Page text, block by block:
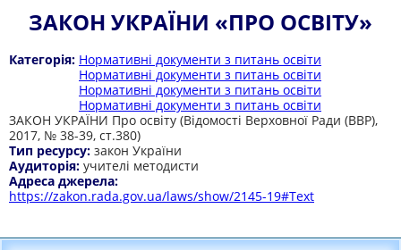
ЗАКОН УКРАЇНИ «ПРО ОСВІТУ»
Категорія: Нормативні документи з питань освіти
Нормативні документи з питань освіти
Нормативні документи з питань освіти
Нормативні документи з питань освіти
ЗАКОН УКРАЇНИ Про освіту (Відомості Верховної Ради (ВВР),
2017, № 38-39, ст.380)
Тип ресурсу: закон України
Аудиторія: учителі методисти
Адреса джерела:
https://zakon.rada.gov.ua/laws/show/2145-19#Text